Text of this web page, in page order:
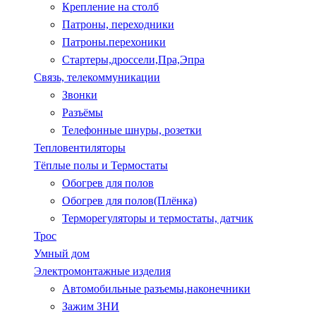
Крепление на столб
Патроны, переходники
Патроны.перехоники
Стартеры,дроссели,Пра,Эпра
Связь, телекоммуникации
Звонки
Разъёмы
Телефонные шнуры, розетки
Тепловентиляторы
Тёплые полы и Термостаты
Обогрев для полов
Обогрев для полов(Плёнка)
Терморегуляторы и термостаты, датчик
Трос
Умный дом
Электромонтажные изделия
Автомобильные разъемы,наконечники
Зажим ЗНИ